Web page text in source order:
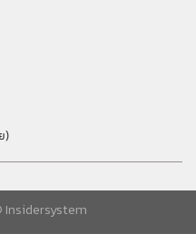
)
Insidersystem